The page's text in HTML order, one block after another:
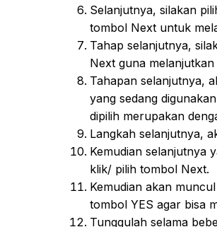
Selanjutnya, silakan
tombol Next untuk
Tahap selanjutnya,
Next guna
Tahapan selanjutnya,
yang sedang
dipilih merupakan
Langkah selanjutnya,
Kemudian selanjutnya
klik/ pilih tombol Next.
Kemudian akan
tombol YES agar bisa
Tunggulah selama